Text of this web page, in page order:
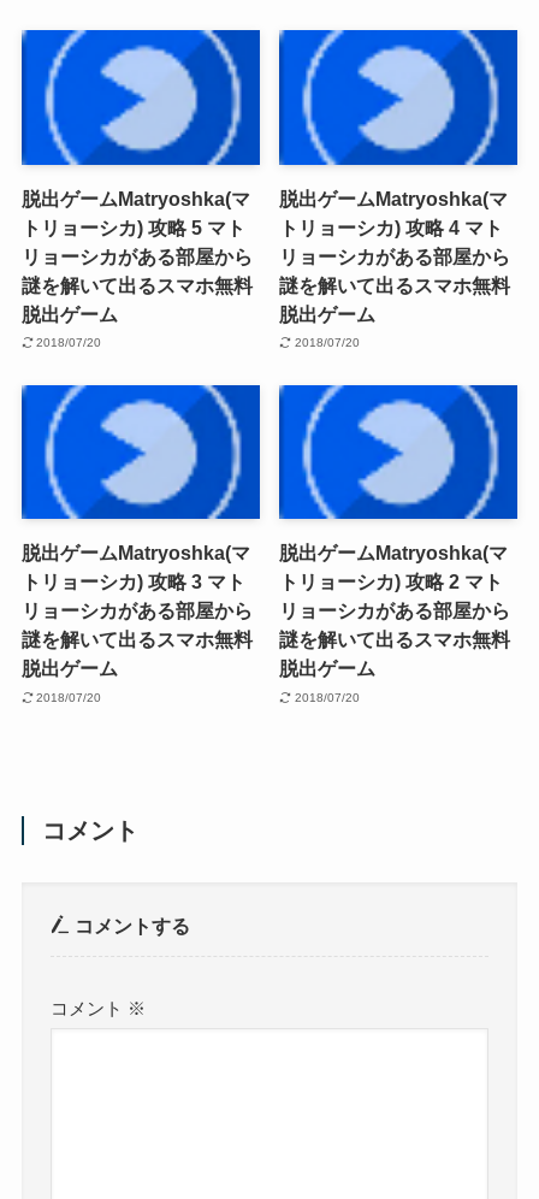
脱出ゲームMatryoshka(マ
トリョーシカ) 攻略 5 マト
リョーシカがある部屋から
謎を解いて出るスマホ無料
脱出ゲーム
2018/07/20
脱出ゲームMatryoshka(マ
トリョーシカ) 攻略 4 マト
リョーシカがある部屋から
謎を解いて出るスマホ無料
脱出ゲーム
2018/07/20
脱出ゲームMatryoshka(マ
トリョーシカ) 攻略 3 マト
リョーシカがある部屋から
謎を解いて出るスマホ無料
脱出ゲーム
2018/07/20
脱出ゲームMatryoshka(マ
トリョーシカ) 攻略 2 マト
リョーシカがある部屋から
謎を解いて出るスマホ無料
脱出ゲーム
2018/07/20
コメント
コメントする
コメント ※